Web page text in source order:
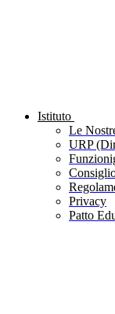
Istituto
Le
URP
Privacy
Patto